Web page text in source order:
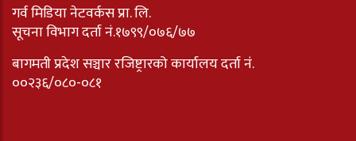
गर्व मिडिया नेटवर्कस प्रा. लि.
सूचना विभाग दर्ता नं.१७९९/०७६/७७
बागमती प्रदेश सञ्चार रजिष्ट्रारको कार्यालय दर्ता नंं.
००२३६/०८०-०८१